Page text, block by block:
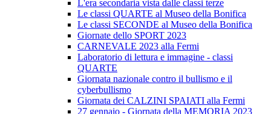
L'era secondaria vista dalle classi terze
Le classi QUARTE al Museo della Bonifica
Le classi SECONDE al Museo della Bonifica
Giornate dello SPORT 2023
CARNEVALE 2023 alla Fermi
Laboratorio di lettura e immagine - classi
QUARTE
Giornata nazionale contro il bullismo e il
cyberbullismo
Giornata dei CALZINI SPAIATI alla Fermi
27 gennaio - Giornata della MEMORIA 2023